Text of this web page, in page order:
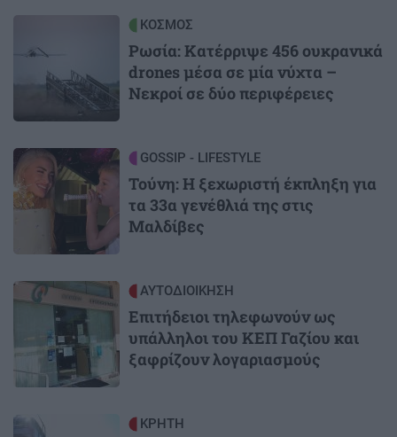
ΚΟΣΜΟΣ
Ρωσία: Κατέρριψε 456 ουκρανικά
drones μέσα σε μία νύχτα –
Νεκροί σε δύο περιφέρειες
Image GOSSIP - LIFESTYLE
Τούνη: Η ξεχωριστή έκπληξη για
τα 33α γενέθλιά της στις
Μαλδίβες
Image ΑΥΤΟΔΙΟΙΚΗΣΗ
Επιτήδειοι τηλεφωνούν ως
υπάλληλοι του ΚΕΠ Γαζίου και
ξαφρίζουν λογαριασμούς
Image ΚΡΗΤΗ